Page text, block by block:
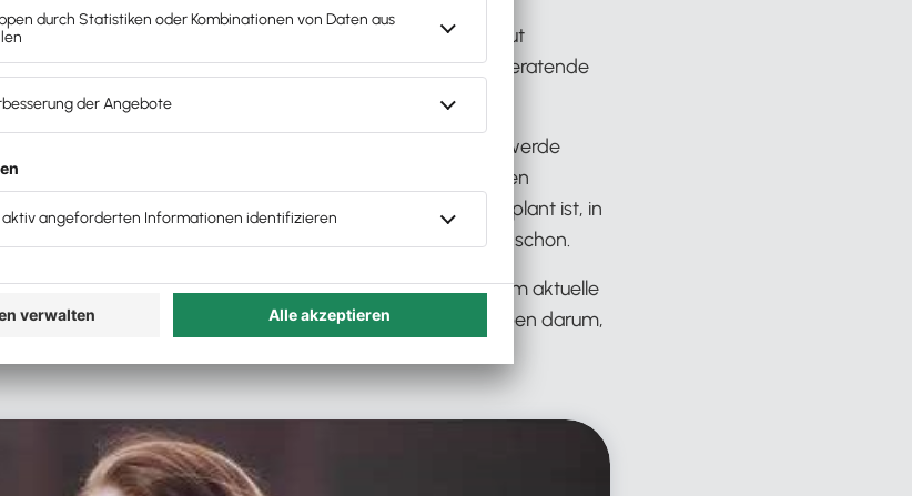
erfolgreichen Steuerberatenden mir sowieso sehr gut
nach Mitarbeiter*innen suchen.BrauchenSteuerberatende
alle, die sich jetzt ganz neu selbständig machen. Ich werde
die Basics zu erklären und ein bisschen von meiner eigenen
finde ich, dass auf dem Event auch eine Zeitspanne eingeplant ist, in
und auf Fragen eingehen können, darauf freue ich mich schon.
Motto »Kanzlei in Bestform« und da geht es dann auch um aktuelle
Mitarbeiter zu finden und so weiter und eben darum,